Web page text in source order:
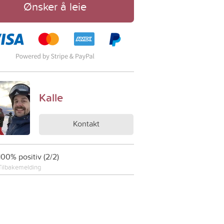
Ønsker å leie
Kalle
Kontakt
positiv (2/2)